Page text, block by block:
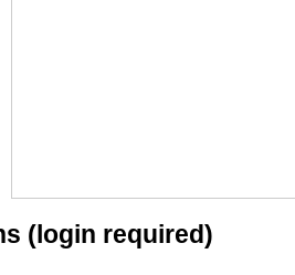
(login required)